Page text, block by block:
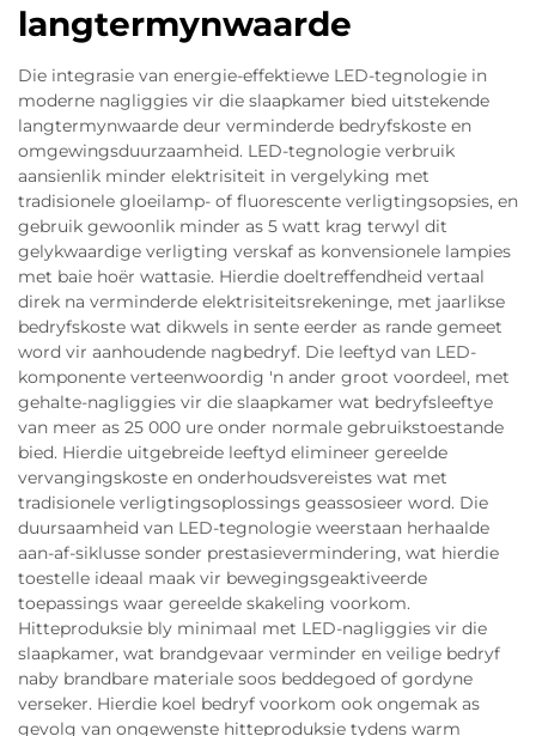
langtermynwaarde
Die integrasie van energie-effektiewe LED-tegnologie in
moderne nagliggies vir die slaapkamer bied uitstekende
langtermynwaarde deur verminderde bedryfskoste en
omgewingsduurzaamheid. LED-tegnologie verbruik
aansienlik minder elektrisiteit in vergelyking met
tradisionele gloeilamp- of fluorescente verligtingsopsies, en
gebruik gewoonlik minder as 5 watt krag terwyl dit
gelykwaardige verligting verskaf as konvensionele lampies
met baie hoër wattasie. Hierdie doeltreffendheid vertaal
direk na verminderde elektrisiteitsrekeninge, met jaarlikse
bedryfskoste wat dikwels in sente eerder as rande gemeet
word vir aanhoudende nagbedryf. Die leeftyd van LED-
komponente verteenwoordig 'n ander groot voordeel, met
gehalte-nagliggies vir die slaapkamer wat bedryfsleeftye
van meer as 25 000 ure onder normale gebruikstoestande
bied. Hierdie uitgebreide leeftyd elimineer gereelde
vervangingskoste en onderhoudsvereistes wat met
tradisionele verligtingsoplossings geassosieer word. Die
duursaamheid van LED-tegnologie weerstaan herhaalde
aan-af-siklusse sonder prestasievermindering, wat hierdie
toestelle ideaal maak vir bewegingsgeaktiveerde
toepassings waar gereelde skakeling voorkom.
Hitteproduksie bly minimaal met LED-nagliggies vir die
slaapkamer, wat brandgevaar verminder en veilige bedryf
naby brandbare materiale soos beddegoed of gordyne
verseker. Hierdie koel bedryf voorkom ook ongemak as
gevolg van ongewenste hitteproduksie tydens warm